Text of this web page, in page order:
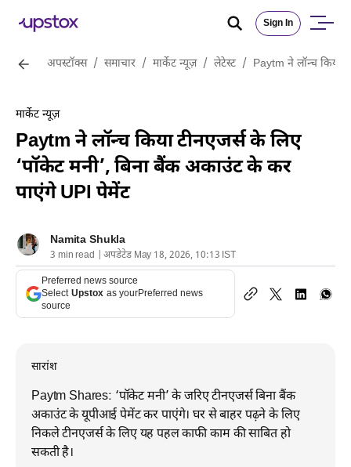
Sign In
अपस्टॉक्स / समाचार / मार्केट न्यूज़ / लेटेस्ट / Paytm ने लॉन्च किया
मार्केट न्यूज़
Paytm ने लॉन्च किया टीनएजर्स के लिए
‘पॉकेट मनी’, बिना बैंक अकाउंट के कर
पाएंगे UPI पेमेंट
Namita Shukla
3 min read | अपडेटेड May 18, 2026, 10:13 IST
Preferred news source
Select Upstox as yourPreferred news
source
सारांश
Paytm Shares: ‘पॉकेट मनी’ के जरिए टीनएजर्स बिना बैंक
अकाउंट के यूपीआई पेमेंट कर पाएंगे। घर से बाहर पढ़ने के लिए
निकले टीनएजर्स के लिए यह पहल काफी काम की साबित हो
सकती है।